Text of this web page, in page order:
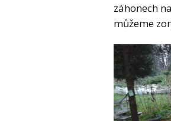
záhonech
můžeme